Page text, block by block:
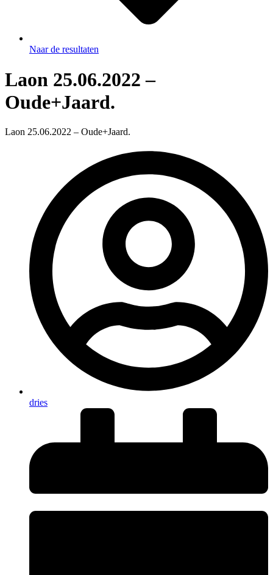
Naar de resultaten
Laon 25.06.2022 –
Oude+Jaard.
Laon 25.06.2022 – Oude+Jaard.
dries